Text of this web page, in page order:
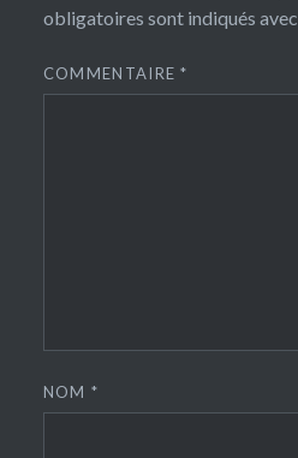
obligatoires sont indiqués avec
COMMENTAIRE*
NOM*